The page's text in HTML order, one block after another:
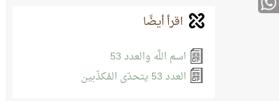
اقرأ أيضًا
اسم اللَّه والعدد 53
العدد 53 يتحدّى المُكذّبين